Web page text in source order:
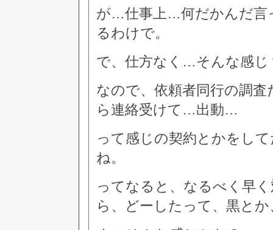
が…仕事上…何だかんだ
るわけで。
で、仕方なく…そんな感じ
なので、依頼者同行の調
ら連絡受けて…出動…
って感じの契約とかをし
ね。
ってなると、なるべく早
ら、どーしたって、黒と